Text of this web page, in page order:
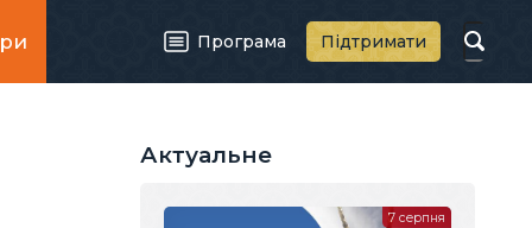
Програма Підтримати
Актуальне
7 серпня